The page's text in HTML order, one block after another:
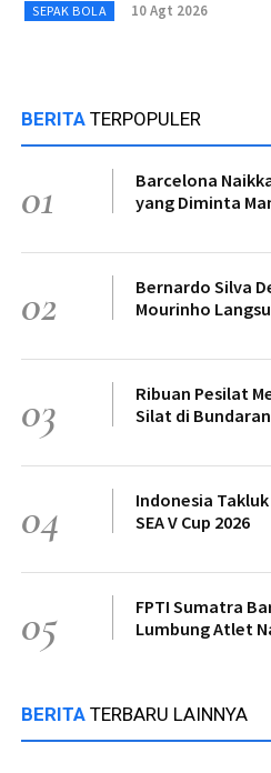
SEPAK BOLA 10 Agt 2026
BERITA TERPOPULER
01
Barcelona
yang Diminta
02
Bernardo Silva
Mourinho
03
Ribuan Pesilat
Silat di Bundaran
04
Indonesia
SEA V Cup 2026
05
FPTI Sumatra
Lumbung Atlet
BERITA TERBARU LAINNYA